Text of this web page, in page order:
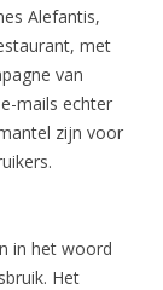
Alefantis,
met
van
mails echter
zijn voor
in het woord
Het